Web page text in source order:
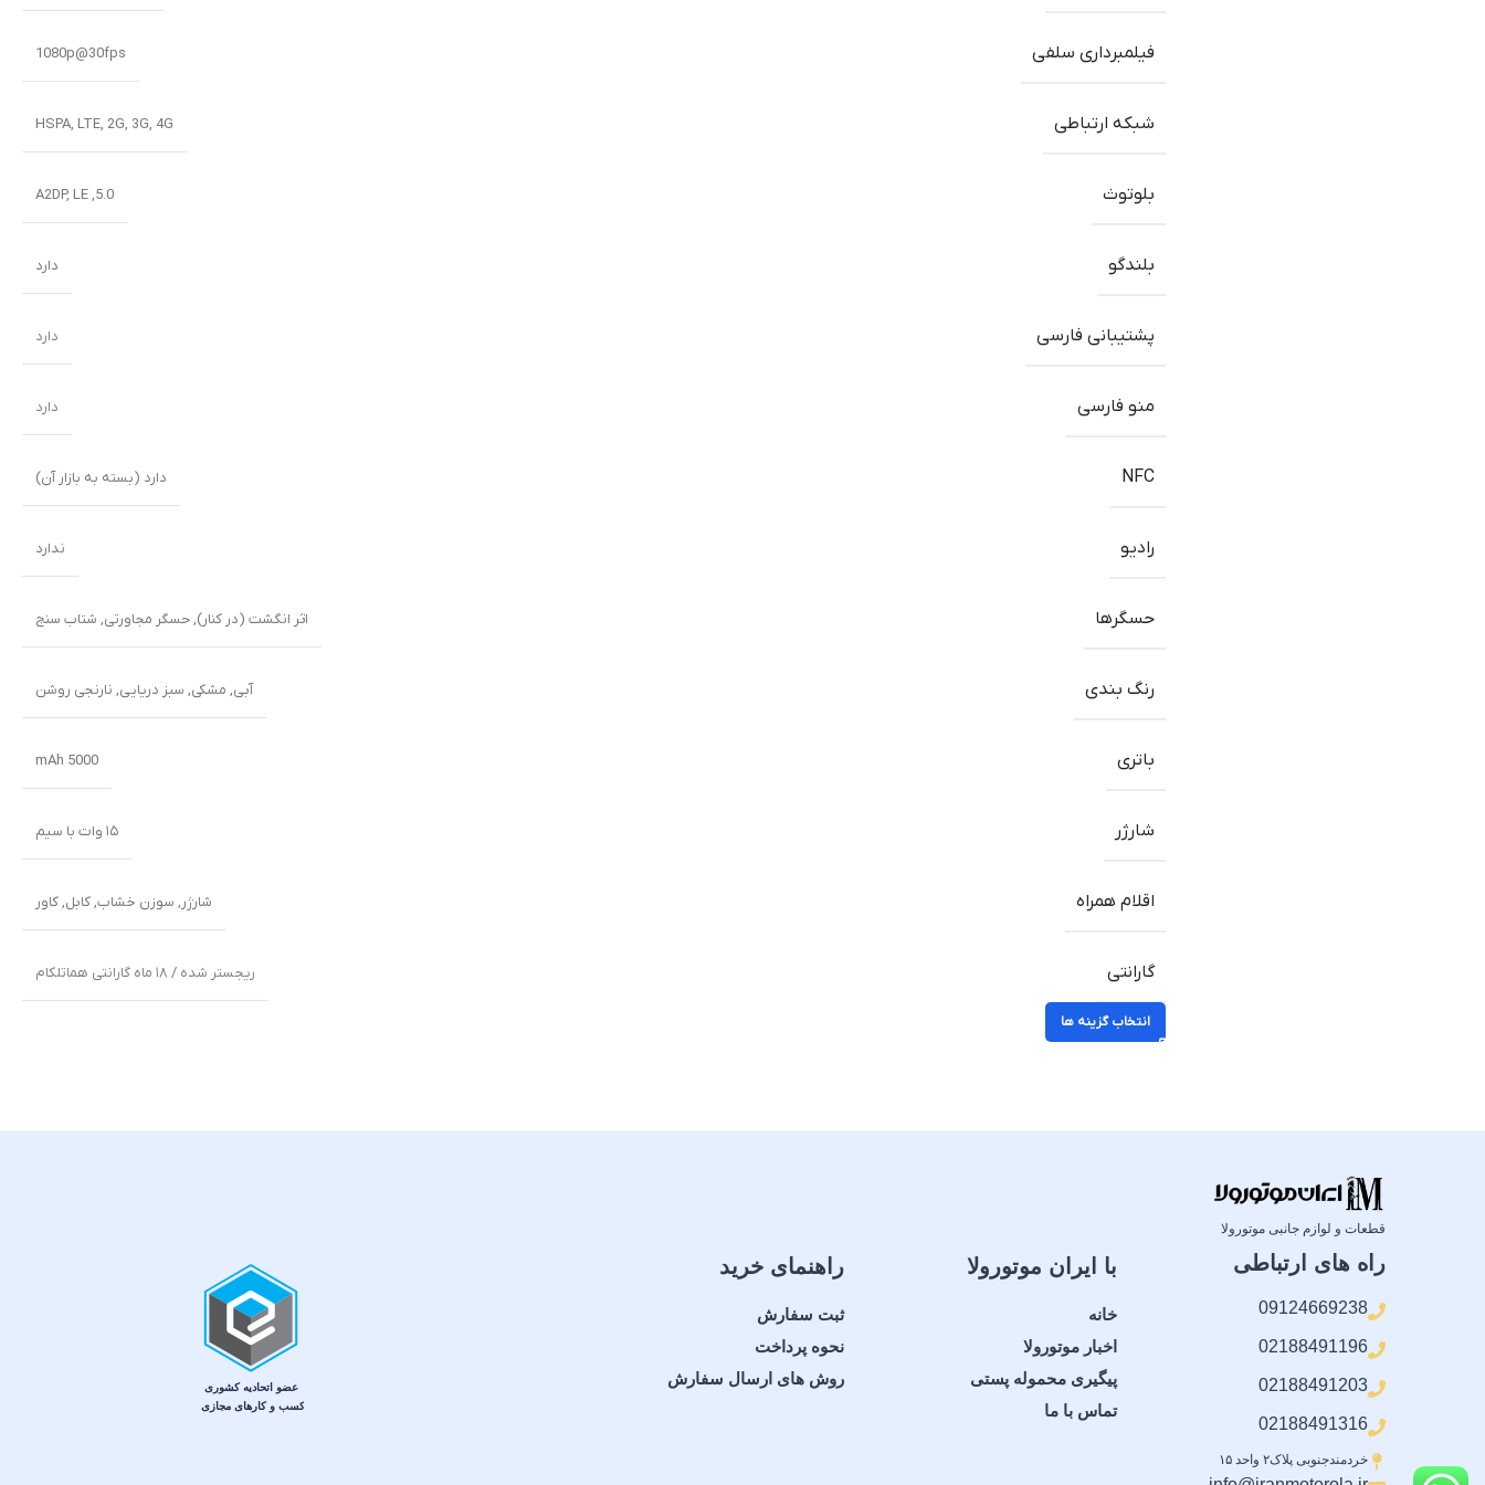
فیلمبرداری سلفی 1080p@30fps
شبکه ارتباطی HSPA, LTE, 2G, 3G, 4G
بلوتوث 5.0
,
A2DP, LE
بلندگو دارد
پشتیبانی فارسی دارد
منو فارسی دارد
NFC دارد (بسته به بازار آن)
رادیو ندارد
حسگرها اثر انگشت (در کنار),حسگر مجاورتی, شتاب سنج
رنگ بندی آبی, مشکی, سبز دریایی, نارنجی روشن
باتری 5000 mAh
شارژر ۱۵ وات با سیم
اقلام همراه شارژر, سوزن خشاب,کابل,کاور
گارانتی ریجستر شده / ۱۸ ماه گارانتی هماتلکام
انتخاب گزینه ها
قطعات و لوازم جانبی موتورولا
راه های ارتباطی
09124669238
02188491196
02188491203
02188491316
خردمندجنوبی پلاک۲ واحد ۱۵
با ایران موتورولا
خانه
اخبار موتورولا
پیگیری محموله پستی
تماس با ما
راهنمای خرید
ثبت سفارش
نحوه پرداخت
روش های ارسال سفارش